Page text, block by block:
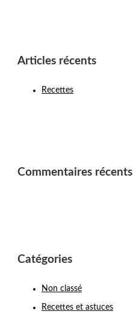
Articles récents
Recettes
Commentaires récents
Catégories
Non classé
Recettes et astuces